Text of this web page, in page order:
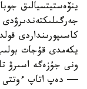
ينۆەستيتسيالىق
جەرگىلىكتەندىرۋدى
كاسىپورىنداردى
يكەمدى قۇجات
ونى جۇزەگە اسىرۋ
— دەپ اتاپ ءوتتى